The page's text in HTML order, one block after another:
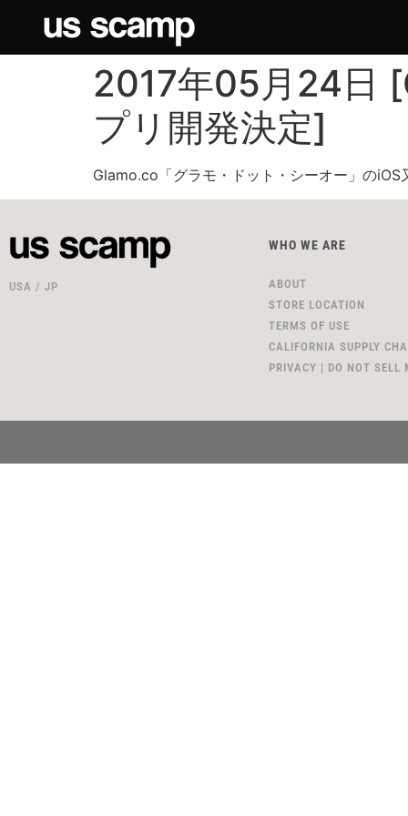
2017年05月24日
プリ開発決定]
Glamo.co「グラモ・ドット・シーオー」の
USA / JP
WHO WE ARE
ABOUT
STORE LOCATION
TERMS OF USE
CALIFORNIA SUPPLY
PRIVACY | DO NOT SELL